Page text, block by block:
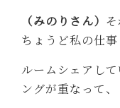
（みのりさん）
ちょうど私の仕事
ルームシェアし
ングが重なって、